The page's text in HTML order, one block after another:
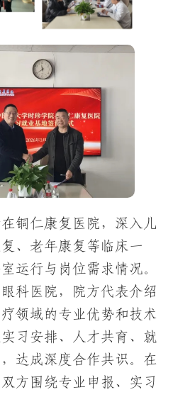
铜仁康复医院，深入儿
、老年康复等临床一
运行与岗位需求情况。
科医院，院方代表介绍
领域的专业优势和技术
习安排、人才共育、就
达成深度合作共识。在
方围绕专业申报、实习